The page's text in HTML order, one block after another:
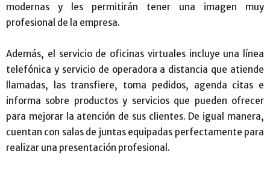
modernas y les permitirán tener una imagen muy
profesional de la empresa.
Además, el servicio de oficinas virtuales incluye una línea
telefónica y servicio de operadora a distancia que atiende
llamadas, las transfiere, toma pedidos, agenda citas e
informa sobre productos y servicios que pueden ofrecer
para mejorar la atención de sus clientes. De igual manera,
cuentan con salas de juntas equipadas perfectamente para
realizar una presentación profesional.